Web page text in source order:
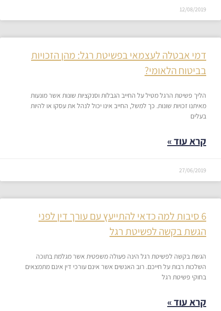
12/08/2019
דמי אבטלה לעצמאי בפשיטת רגל: מהן הזכויות
בביטוח הלאומי?
הליך פשיטת הרגל מטיל על החייב הגבלות וסנקציות שונות אשר מונעות
מאיתנו זכויות שונות. כך למשל, החייב אינו יכול לנהל את עסקו או להיות
בעלים
קרא עוד »
27/06/2019
6 סיבות למה כדאי להתייעץ עם עורך דין לפני
הגשת בקשה לפשיטת רגל​
הגשת בקשה לפשיטת רגל הינה פעולה משפטית אשר מגלמת בתוכה
השלכות רבות על חייכם. רוב האנשים אשר אינם עורכי דין אינם מתמצאים
בחוקי פשיטת רגל
קרא עוד »